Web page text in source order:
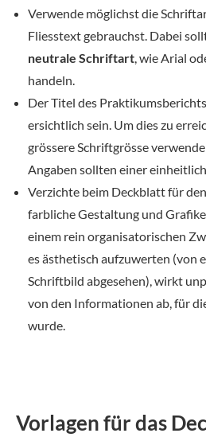
Verwende möglichst die
Fliesstext gebrauchst. Dabei
neutrale Schriftart, wie Arial
handeln.
Der Titel des
ersichtlich sein. Um dies zu
grössere Schriftgrösse
Angaben sollten einer
Verzichte beim Deckblatt für
farbliche Gestaltung und
einem rein organisatorischen
es ästhetisch aufzuwerten (von
Schriftbild abgesehen), wirkt
von den Informationen ab, für
wurde.
Vorlagen für das